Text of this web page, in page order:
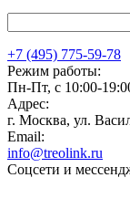
+7 (495) 775-59-78
Режим работы:
Пн-Пт, с 10:00-
Адрес:
г. Москва, ул.
Email:
info@treolink.ru
Соцсети и